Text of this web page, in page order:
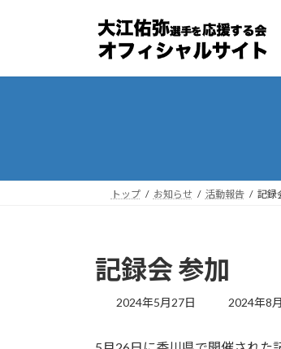
プ
動
トップ お知らせ 活動報告 記録
記録会 参加
2024年5月27日
最
2024年8